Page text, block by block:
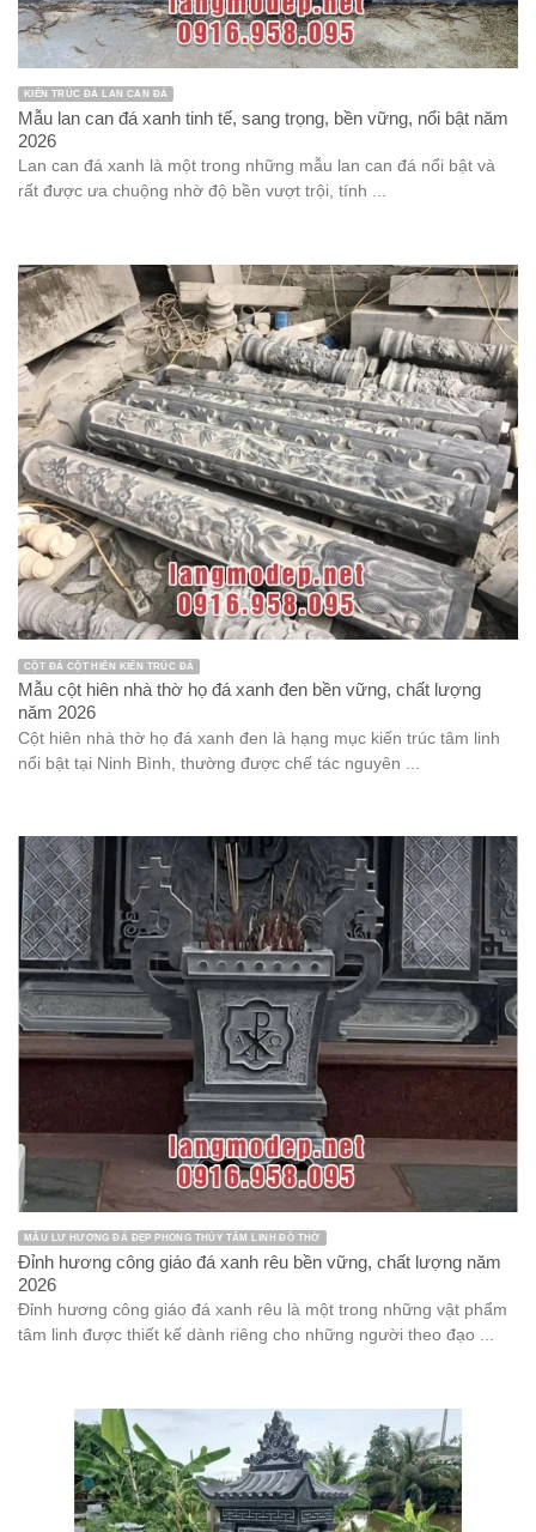
KIẾN TRÚC ĐÁ LAN CAN ĐÁ
Mẫu lan can đá xanh tinh tế, sang trọng, bền vững, nổi bật năm
2026
Lan can đá xanh là một trong những mẫu lan can đá nổi bật và
rất được ưa chuộng nhờ độ bền vượt trội, tính ...
CỘT ĐÁ CỘT HIÊN KIẾN TRÚC ĐÁ
Mẫu cột hiên nhà thờ họ đá xanh đen bền vững, chất lượng
năm 2026
Cột hiên nhà thờ họ đá xanh đen là hạng mục kiến trúc tâm linh
nổi bật tại Ninh Bình, thường được chế tác nguyên ...
MẪU LƯ HƯƠNG ĐÁ ĐẸP PHONG THỦY TÂM LINH ĐỒ THỜ
Đỉnh hương công giáo đá xanh rêu bền vững, chất lượng năm
2026
Đỉnh hương công giáo đá xanh rêu là một trong những vật phẩm
tâm linh được thiết kế dành riêng cho những người theo đạo ...